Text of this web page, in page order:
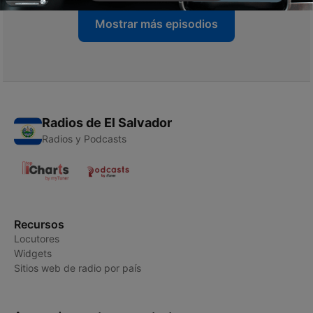
Mostrar más episodios
Radios de El Salvador
Radios y Podcasts
Recursos
Locutores
Widgets
Sitios web de radio por país